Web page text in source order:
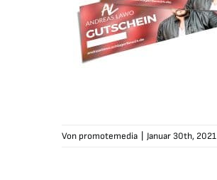
Von promotemedia Januar 30th, 2021